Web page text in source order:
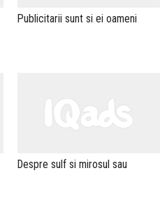
Publicitarii sunt si ei oameni
Despre sulf si mirosul sau